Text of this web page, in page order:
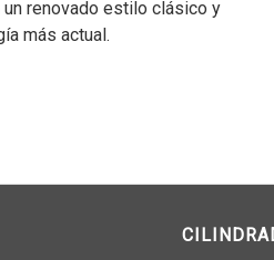
renovado estilo clásico y
más actual.